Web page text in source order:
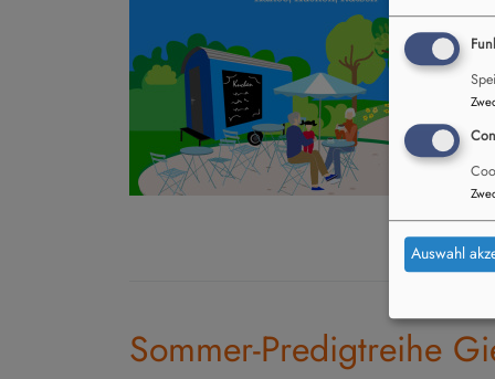
Sommer-Predigtreihe
Auswahl